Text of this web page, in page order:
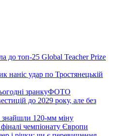
до топ-25 Global Teacher Prize
наніс удар по Тростянецькій
зранкуФОТО
до 2029 року, але без
120-мм міну
чемпіонату Європи